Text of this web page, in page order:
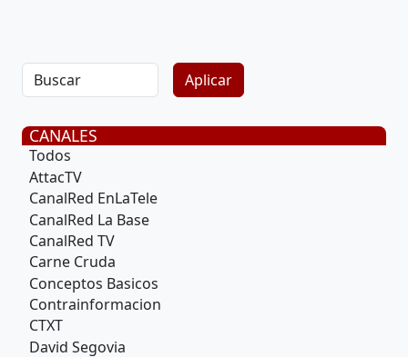
CANALES
Todos
AttacTV
CanalRed EnLaTele
CanalRed La Base
CanalRed TV
Carne Cruda
Conceptos Basicos
Contrainformacion
CTXT
David Segovia